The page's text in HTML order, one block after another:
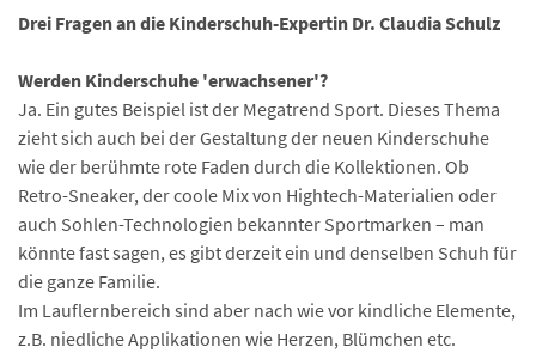
Drei Fragen an die Kinderschuh-Expertin Dr. Claudia Schulz
Werden Kinderschuhe 'erwachsener'?
Ja. Ein gutes Beispiel ist der Megatrend Sport. Dieses Thema
zieht sich auch bei der Gestaltung der neuen Kinderschuhe
wie der berühmte rote Faden durch die Kollektionen. Ob
Retro-Sneaker, der coole Mix von Hightech-Materialien oder
auch Sohlen-Technologien bekannter Sportmarken – man
könnte fast sagen, es gibt derzeit ein und denselben Schuh für
die ganze Familie.
Im Lauflernbereich sind aber nach wie vor kindliche Elemente,
z.B. niedliche Applikationen wie Herzen, Blümchen etc.